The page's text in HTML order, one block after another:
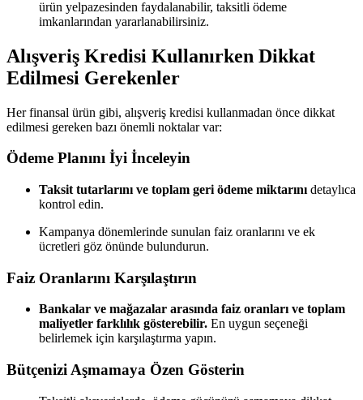
ürün yelpazesinden faydalanabilir, taksitli ödeme
imkanlarından yararlanabilirsiniz.
Alışveriş Kredisi Kullanırken Dikkat
Edilmesi Gerekenler
Her finansal ürün gibi, alışveriş kredisi kullanmadan önce dikkat
edilmesi gereken bazı önemli noktalar var:
Ödeme Planını İyi İnceleyin
Taksit tutarlarını ve toplam geri ödeme miktarını detaylıca
kontrol edin.
Kampanya dönemlerinde sunulan faiz oranlarını ve ek
ücretleri göz önünde bulundurun.
Faiz Oranlarını Karşılaştırın
Bankalar ve mağazalar arasında faiz oranları ve toplam
maliyetler farklılık gösterebilir. En uygun seçeneği
belirlemek için karşılaştırma yapın.
Bütçenizi Aşmamaya Özen Gösterin